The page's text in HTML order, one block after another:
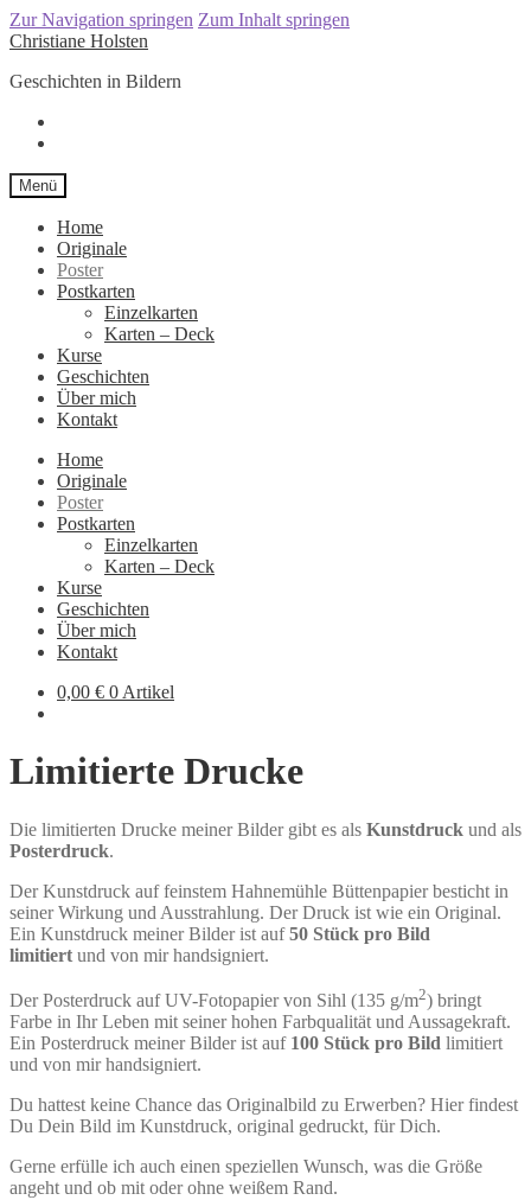
Zur Navigation springen Zum Inhalt springen
Christiane Holsten
Geschichten in Bildern
Menü
Home
Originale
Poster
Postkarten
Einzelkarten
Karten – Deck
Kurse
Geschichten
Über mich
Kontakt
Home
Originale
Poster
Postkarten
Einzelkarten
Karten – Deck
Kurse
Geschichten
Über mich
Kontakt
0,00 € 0 Artikel
Limitierte Drucke
Die limitierten Drucke meiner Bilder gibt es als Kunstdruck und als
Posterdruck.
Der Kunstdruck auf feinstem Hahnemühle Büttenpapier besticht in
seiner Wirkung und Ausstrahlung. Der Druck ist wie ein Original.
Ein Kunstdruck meiner Bilder ist auf50 Stück pro Bild
limitiert und von mir handsigniert.
Der Posterdruck auf UV-Fotopapier von Sihl (135 g/m2) bringt
Farbe in Ihr Leben mit seiner hohen Farbqualität und Aussagekraft.
Ein Posterdruck meiner Bilder ist auf100 Stück pro Bild limitiert
und von mir handsigniert.
Du hattest keine Chance das Originalbild zu Erwerben? Hier findest
Du Dein Bild im Kunstdruck, original gedruckt, für Dich.
Gerne erfülle ich auch einen speziellen Wunsch, was die Größe
angeht und ob mit oder ohne weißem Rand.